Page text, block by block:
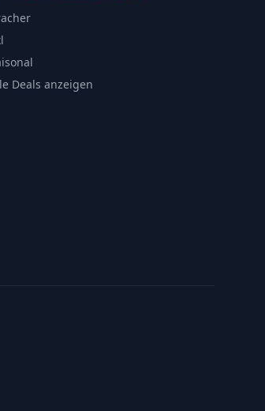
Deals anzeigen